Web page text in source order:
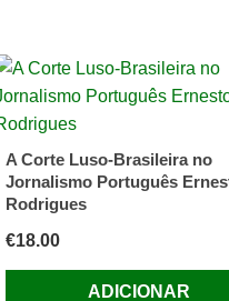
A Corte Luso-Brasileira no
Jornalismo Português
Rodrigues
€18.00
ADICIONAR